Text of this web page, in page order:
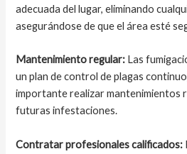
adecuada del lugar, eliminando
asegurándose de que el área esté
Mantenimiento regular: Las
un plan de control de plagas
importante realizar mantenimientos
futuras infestaciones.
Contratar profesionales calificados: